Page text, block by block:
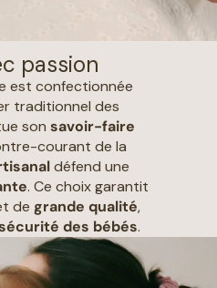
passion
est confectionnée
traditionnel des
son savoir-faire
courant de la
défend une
. Ce choix garantit
de grande qualité,
des bébés.